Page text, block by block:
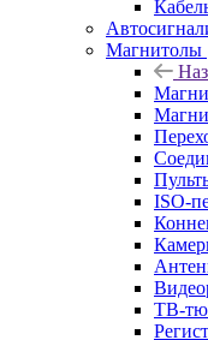
Магнитолы
ISO-
ТВ-